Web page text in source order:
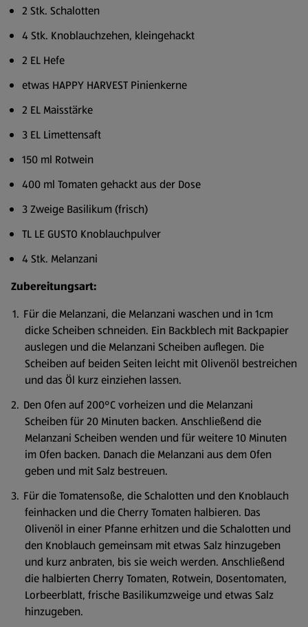
2 Stk. Schalotten
4 Stk. Knoblauchzehen, kleingehackt
2 EL Hefe
etwas HAPPY HARVEST Pinienkerne
2 EL Maisstärke
3 EL Limettensaft
150 ml Rotwein
400 ml Tomaten gehackt aus der Dose
3 Zweige Basilikum (frisch)
TL LE GUSTO Knoblauchpulver
4 Stk. Melanzani
Zubereitungsart:
Für die Melanzani, die Melanzani waschen und in 1cm
dicke Scheiben schneiden. Ein Backblech mit Backpapier
auslegen und die Melanzani Scheiben auflegen. Die
Scheiben auf beiden Seiten leicht mit Olivenöl bestreichen
und das Öl kurz einziehen lassen.
Den Ofen auf 200°C vorheizen und die Melanzani
Scheiben für 20 Minuten backen. Anschließend die
Melanzani Scheiben wenden und für weitere 10 Minuten
im Ofen backen. Danach die Melanzani aus dem Ofen
geben und mit Salz bestreuen.
Für die Tomatensoße, die Schalotten und den Knoblauch
feinhacken und die Cherry Tomaten halbieren. Das
Olivenöl in einer Pfanne erhitzen und die Schalotten und
den Knoblauch gemeinsam mit etwas Salz hinzugeben
und kurz anbraten, bis sie weich werden. Anschließend
die halbierten Cherry Tomaten, Rotwein, Dosentomaten,
Lorbeerblatt, frische Basilikumzweige und etwas Salz
hinzugeben.